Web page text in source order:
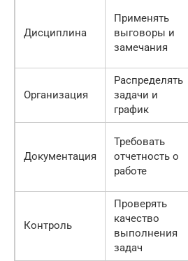
Дисциплина
Применять
выговоры и
замечания
Организация
Распределять
задачи и
график
Документация
Требовать
отчетность о
работе
Контроль
Проверять
качество
выполнения
задач